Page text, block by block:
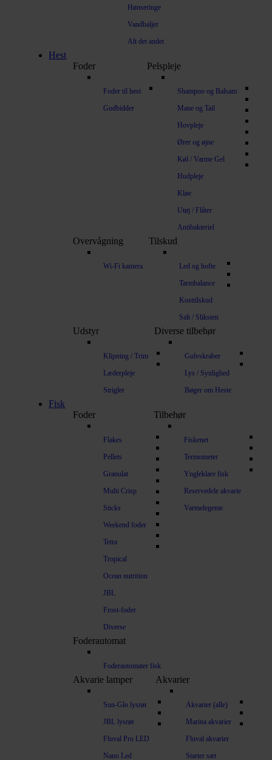
Hønseringe
Vandbaljer
Alt det andet
Hest
Foder
Foder til hest
Godbidder
Pelspleje
Shampoo og Balsam
Mane og Tail
Hovpleje
Ører og øjne
Køl / Varme Gel
Hudpleje
Kløe
Utøj / Flåter
Antibakteriel
Overvågning
Wi-Fi kamera
Tilskud
Led og hofte
Tarmbalance
Kosttilskud
Salt / Sliksten
Udstyr
Klipning / Trim
Læderpleje
Strigler
Diverse tilbehør
Gulvskraber
Lys / Synlighed
Bøger om Heste
Fisk
Foder
Flakes
Pellets
Granulat
Multi Crisp
Sticks
Weekend foder
Tetra
Tropical
Ocean nutrition
JBL
Frost-foder
Diverse
Tilbehør
Fiskenet
Termometer
Yngleklare fisk
Reservedele akvarie
Varmelegeme
Foderautomat
Foderautomater fisk
Akvarie lamper
Sun-Glo lysrør
JBL lysrør
Fluval Pro LED
Nano Led
Akvarier
Akvarier (alle)
Marina akvarier
Fluval akvarier
Starter sæt